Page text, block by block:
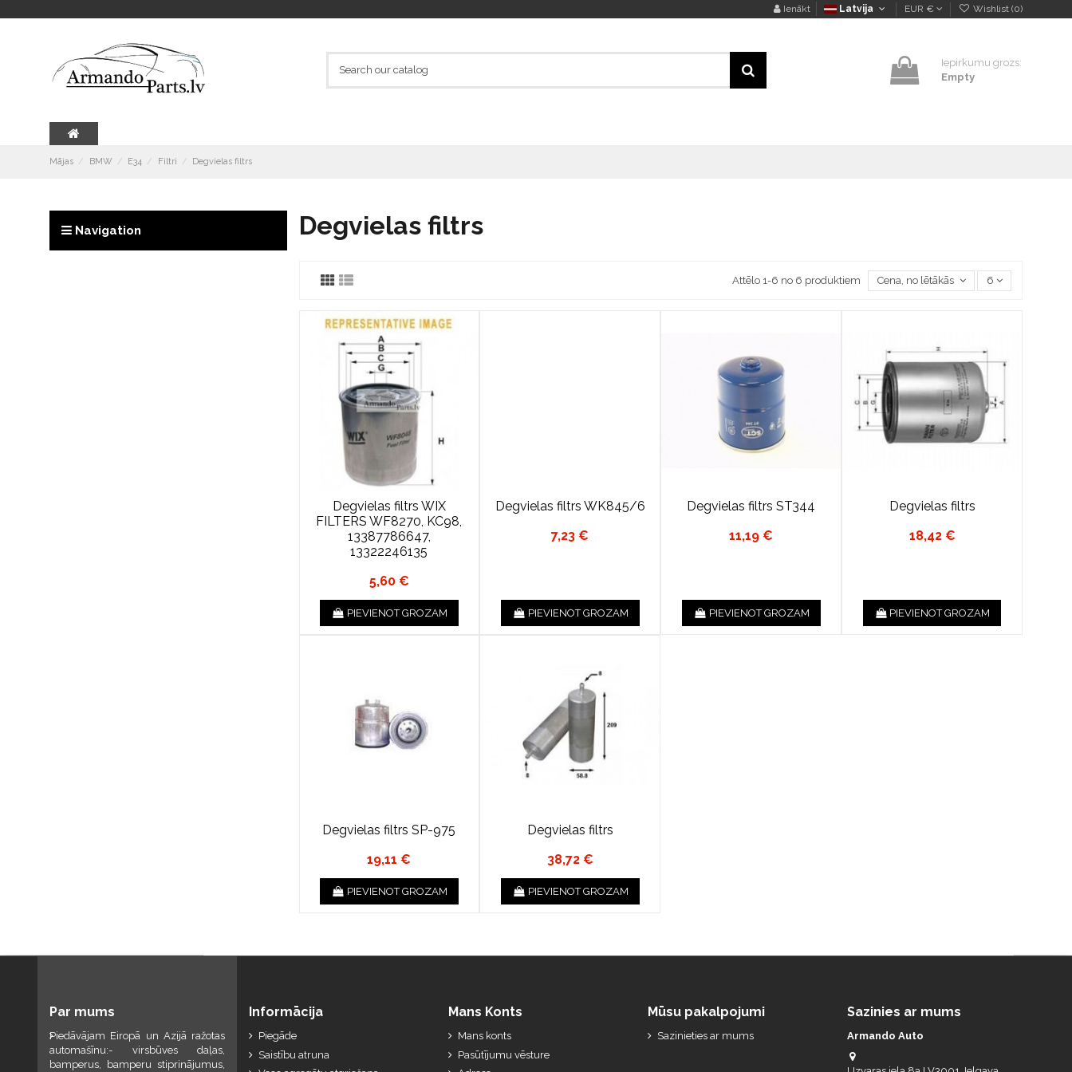
Ienākt Latvija EUR € Wishlist (0)
Iepirkumu grozs:
Empty
Mājas BMW E34 Filtri Degvielas filtrs
Degvielas filtrs
Attēlo 1-6 no 6 produktiem Cena, no lētākās uz dārgāko
6
Degvielas filtrs WIX
FILTERS WF8270, KC98,
13387786647,
13322246135
5,60 €
PIEVIENOT GROZAM
Degvielas filtrs WK845/6
7,23 €
PIEVIENOT GROZAM
Degvielas filtrs ST344
11,19 €
PIEVIENOT GROZAM
Degvielas filtrs
18,42 €
PIEVIENOT GROZAM
Degvielas filtrs SP-975
19,11 €
PIEVIENOT GROZAM
Degvielas filtrs
38,72 €
PIEVIENOT GROZAM
Navigation
Par mums
Piedāvājam Eiropā un Azijā ražotas
automašīnu:- virsbūves daļas,
bamperus, bamperu stiprinājumus,
Informācija
Piegāde
Saistību atruna
Mans Konts
Mans konts
Pasūtījumu vēsture
Mūsu pakalpojumi
Sazinieties ar mums
Sazinies ar mums
Armando Auto